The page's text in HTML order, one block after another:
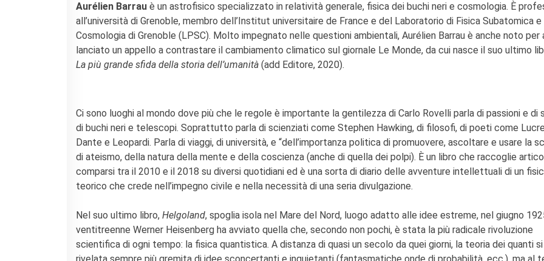
Aurélien Barrau è un astrofisico specializzato in relatività generale, fisica dei buchi neri e cosmologia. È
all’università di Grenoble, membro dell’Institut universitaire de France e del Laboratorio di Fisica Subatomica e
Cosmologia di Grenoble (LPSC). Molto impegnato nelle questioni ambientali, Aurélien Barrau è anche noto per
lanciato un appello a contrastare il cambiamento climatico sul giornale Le Monde, da cui nasce il suo ultimo
La più grande sfida della storia dell’umanità (add Editore, 2020).
Ci sono luoghi al mondo dove più che le regole è importante la gentilezza di Carlo Rovelli parla di passioni e di
di buchi neri e telescopi. Soprattutto parla di scienziati come Stephen Hawking, di filosofi, di poeti come
Dante e Leopardi. Parla di viaggi, di università, e “dell’importanza politica di promuovere, ascoltare e usare la
di ateismo, della natura della mente e della coscienza (anche di quella dei polpi). È un libro che raccoglie
comparsi tra il 2010 e il 2018 su diversi quotidiani ed è una sorta di diario delle avventure intellettuali di un
teorico che crede nell’impegno civile e nella necessità di una seria divulgazione.
Nel suo ultimo libro, Helgoland, spoglia isola nel Mare del Nord, luogo adatto alle idee estreme, nel giugno
ventitreenne Werner Heisenberg ha avviato quella che, secondo non pochi, è stata la più radicale rivoluzione
scientifica di ogni tempo: la fisica quantistica. A distanza di quasi un secolo da quei giorni, la teoria dei quanti